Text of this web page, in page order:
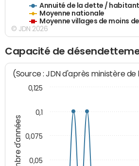
Annuité de la dette / habitant
Moyenne nationale
Moyenne villages de moins
© JDN 2026
Capacité de
Nombre d'années
(Source : JDN d'après ministère de
0,05
0,075
0,1
0,125